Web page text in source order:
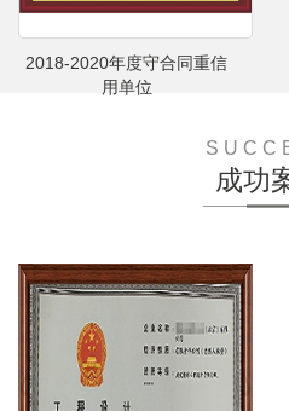
2018-2020年度守合同重信
用单位
成功